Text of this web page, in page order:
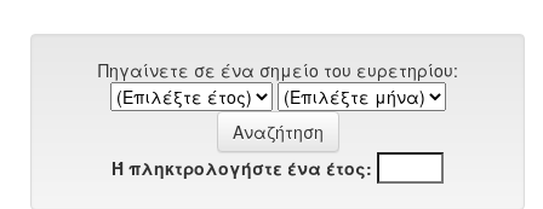
Πηγαίνετε σε ένα σημείο του ευρετηρίου:
Ή πληκτρολογήστε ένα έτος: